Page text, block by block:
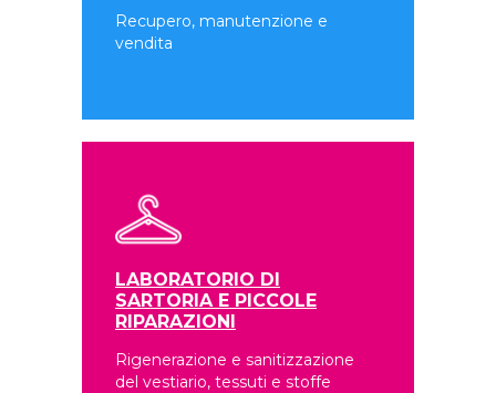
Recupero, manutenzione e
vendita
LABORATORIO DI
SARTORIA E PICCOLE
RIPARAZIONI
Rigenerazione e sanitizzazione
del vestiario, tessuti e stoffe